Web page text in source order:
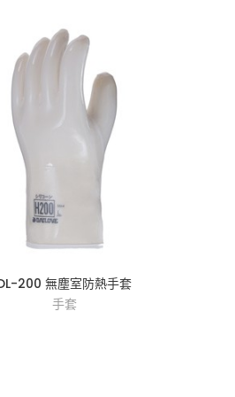
200 無塵室防熱手套
手套